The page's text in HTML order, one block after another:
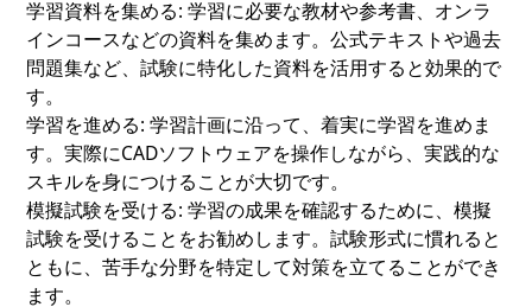
学習資料を集める:学習に必要な教材や参考書、オンラ
インコースなどの資料を集めます。公式テキストや過去
問題集など、試験に特化した資料を活用すると効果的で
す。
学習を進める:学習計画に沿って、着実に学習を進めま
す。実際にCADソフトウェアを操作しながら、実践的な
スキルを身につけることが大切です。
模擬試験を受ける:学習の成果を確認するために、模擬
試験を受けることをお勧めします。試験形式に慣れると
ともに、苦手な分野を特定して対策を立てることができ
ます。